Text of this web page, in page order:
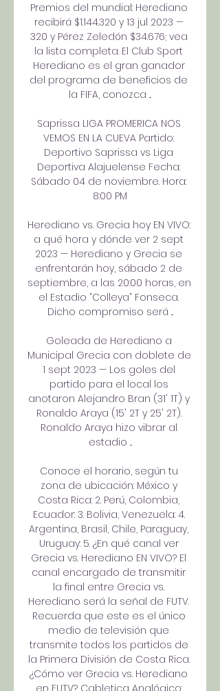
Premios del mundial: Herediano
recibirá $1.144.320 y 13 jul 2023 —
320 y Pérez Zeledón $34.676; vea
la lista completa. El Club Sport
Herediano es el gran ganador
del programa de beneficios de
la FIFA, conozca ...
Saprissa LIGA PROMERICA NOS
VEMOS EN LA CUEVA Partido:
Deportivo Saprissa vs Liga
Deportiva Alajuelense Fecha:
Sábado 04 de noviembre. Hora:
8:00 PM
Herediano vs. Grecia hoy EN VIVO:
a qué hora y dónde ver 2 sept
2023 — Herediano y Grecia se
enfrentarán hoy, sábado 2 de
septiembre, a las 20:00 horas, en
el Estadio “Colleya” Fonseca.
Dicho compromiso será ...
Goleada de Herediano a
Municipal Grecia con doblete de
1 sept 2023 — Los goles del
partido para el local los
anotaron Alejandro Bran (31' 1T) y
Ronaldo Araya (15' 2T y 25' 2T).
Ronaldo Araya hizo vibrar al
estadio ...
Conoce el horario, según tu
zona de ubicación: México y
Costa Rica: 2. Perú, Colombia,
Ecuador: 3. Bolivia, Venezuela: 4.
Argentina, Brasil, Chile, Paraguay,
Uruguay: 5. ¿En qué canal ver
Grecia vs. Herediano EN VIVO? El
canal encargado de transmitir
la final entre Grecia vs.
Herediano será la señal de FUTV.
Recuerda que este es el único
medio de televisión que
transmite todos los partidos de
la Primera División de Costa Rica.
¿Cómo ver Grecia vs. Herediano
en FUTV? Cabletica Analógico: